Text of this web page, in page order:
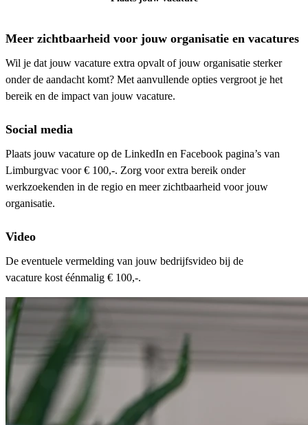
Meer zichtbaarheid voor jouw organisatie en vacatures
Wil je dat jouw vacature extra opvalt of jouw organisatie sterker
onder de aandacht komt? Met aanvullende opties vergroot je het
bereik en de impact van jouw vacature.
Social media
Plaats jouw vacature op de LinkedIn en Facebook pagina’s van
Limburgvac voor € 100,-. Zorg voor extra bereik onder
werkzoekenden in de regio en meer zichtbaarheid voor jouw
organisatie.
Video
De eventuele vermelding van jouw bedrijfsvideo bij de
vacature kost éénmalig € 100,-.